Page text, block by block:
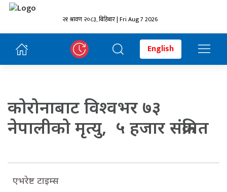
२१ श्रावण २०८३, बिहिबार | Fri Aug 7 2026
English
कोरोनाबाट विश्वभर ७३
नेपालीको मृत्यु, ५ हजार संक्रमित
एभरेष्ट टाइम्स